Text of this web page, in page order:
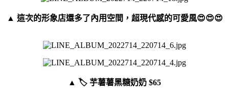
▲ 這次的形象店還多了內用空間，超現代感的可愛風😍😍😍
▲ 🏷 芋薯薯黑糖奶奶 $65